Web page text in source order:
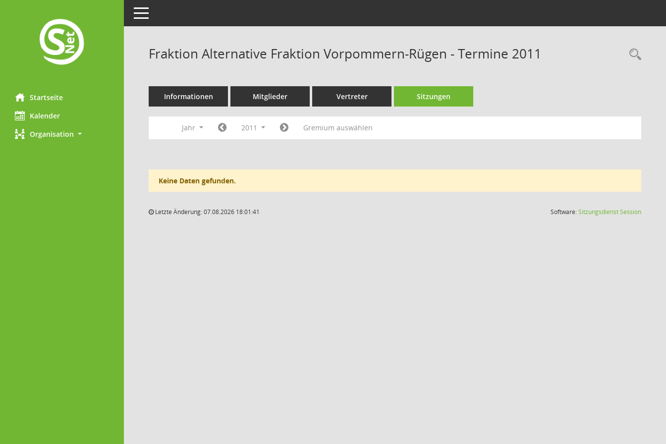
Startseite
Kalender
Organisation
Toggle navigation
Fraktion Alternative Fraktion Vorpommern-Rügen - Termine 2011
Informationen Mitglieder Vertreter Sitzungen
Jahr 2011 Gremium auswählen
Keine Daten gefunden.
Letzte Änderung: 07.08.2026 18:01:41 Software:SitzungsdienstSession(Wird in